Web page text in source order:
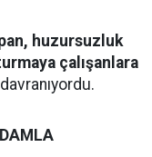
huzursuzluk
çalışanlara